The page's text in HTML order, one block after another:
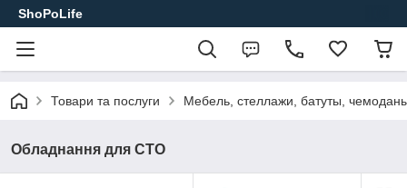
ShoPoLife
Товари та послуги Мебель, стеллажи, батуты,
Обладнання для СТО